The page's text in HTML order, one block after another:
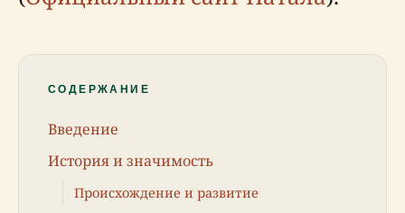
СОДЕРЖАНИЕ
Введение
История и значимость
Происхождение и развитие